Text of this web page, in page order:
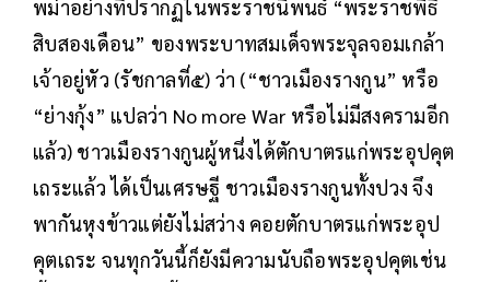
พม่าอย่างที่ปรากฏในพระราชนิพนธ์ “พระราชพิธี
สิบสองเดือน” ของพระบาทสมเด็จพระจุลจอมเกล้า
เจ้าอยู่หัว (รัชกาลที่๕) ว่า (“ชาวเมืองรางกูน” หรือ
“ย่างกุ้ง” แปลว่า No more War หรือไม่มีสงครามอีก
แล้ว) ชาวเมืองรางกูนผู้หนึ่งได้ตักบาตรแก่พระอุปคุต
เถระแล้ว ได้เป็นเศรษฐี ชาวเมืองรางกูนทั้งปวง จึง
พากันหุงข้าวแต่ยังไม่สว่าง คอยตักบาตรแก่พระอุป
คุตเถระ จนทุกวันนี้ก็ยังมีความนับถือพระอุปคุตเช่น